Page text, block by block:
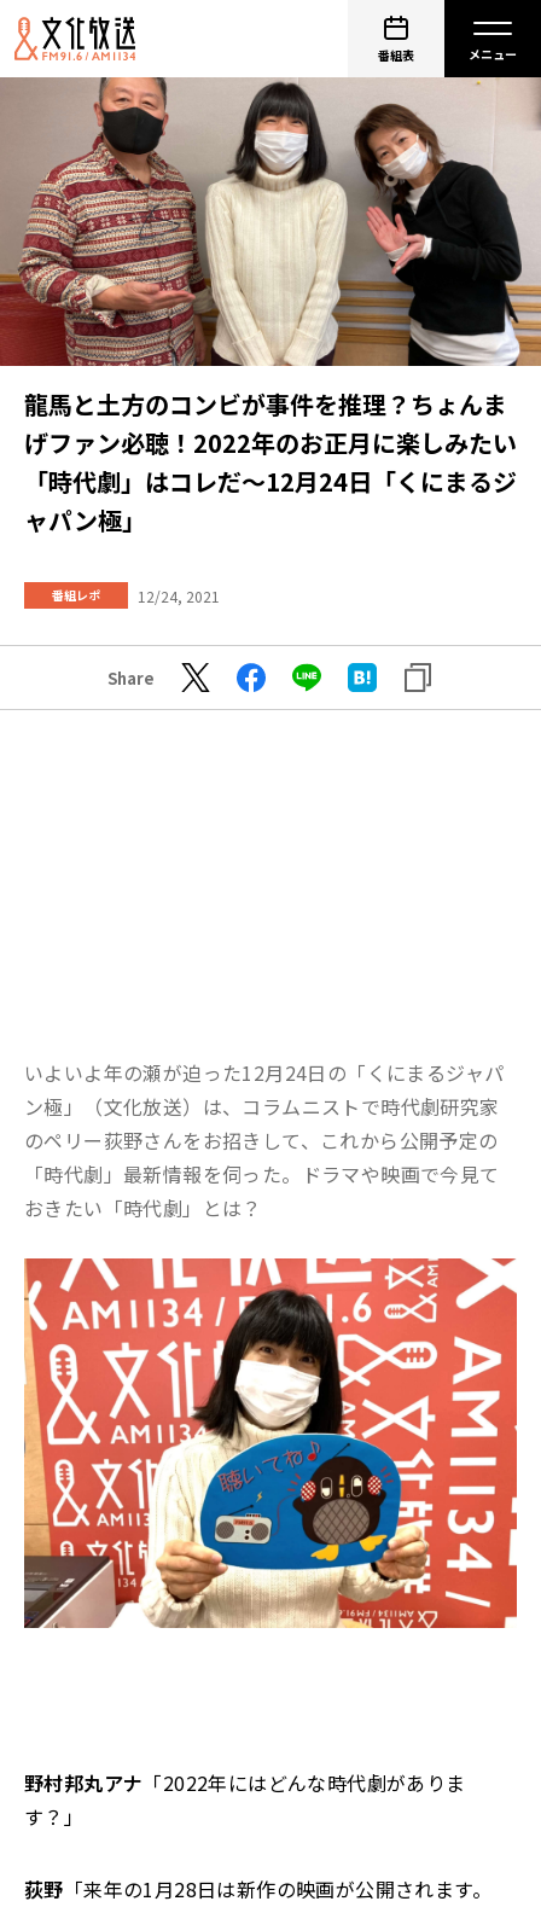
番組表
龍馬と土方のコンビが事件を推理？ちょんま
げファン必聴！2022年のお正月に楽しみたい
「時代劇」はコレだ～12月24日「くにまるジ
ャパン極」
番組レポ 12/24, 2021
Share
いよいよ年の瀬が迫った12月24日の「くにまるジャパ
ン極」（文化放送）は、コラムニストで時代劇研究家
のペリー荻野さんをお招きして、これから公開予定の
「時代劇」最新情報を伺った。ドラマや映画で今見て
おきたい「時代劇」とは？
野村邦丸アナ 「2022年にはどんな時代劇がありま
す？」
荻野 「来年の1月28日は新作の映画が公開されます。